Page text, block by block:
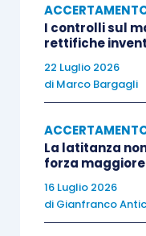
consulenza
di …”); rilevata
(“l’unico
contratto di
appena 10 righe
ammontare del
Corte di
08.10.2014).
I controlli sul
rettifiche
22 Luglio 2026
di Marco Bargagli
La latitanza
forza maggiore
16 Luglio 2026
di Gianfranco